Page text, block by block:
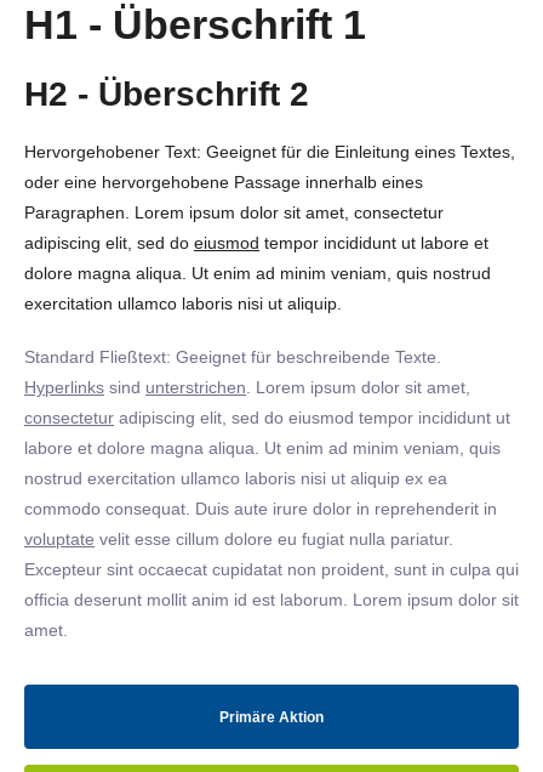
H1 - Überschrift 1
H2 - Überschrift 2
Hervorgehobener Text: Geeignet für die Einleitung eines Textes,
oder eine hervorgehobene Passage innerhalb eines
Paragraphen. Lorem ipsum dolor sit amet, consectetur
adipiscing elit, sed do eiusmod tempor incididunt ut labore et
dolore magna aliqua. Ut enim ad minim veniam, quis nostrud
exercitation ullamco laboris nisi ut aliquip.
Standard Fließtext: Geeignet für beschreibende Texte.
Hyperlinks sind unterstrichen . Lorem ipsum dolor sit amet,
consectetur adipiscing elit, sed do eiusmod tempor incididunt ut
labore et dolore magna aliqua. Ut enim ad minim veniam, quis
nostrud exercitation ullamco laboris nisi ut aliquip ex ea
commodo consequat. Duis aute irure dolor in reprehenderit in
voluptate velit esse cillum dolore eu fugiat nulla pariatur.
Excepteur sint occaecat cupidatat non proident, sunt in culpa qui
officia deserunt mollit anim id est laborum. Lorem ipsum dolor sit
amet.
Primäre Aktion